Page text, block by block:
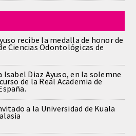
recibe la medalla de honor de
Ciencias Odontológicas de
Isabel Diaz Ayuso, en la solemne
de la Real Academia de
a la Universidad de Kuala